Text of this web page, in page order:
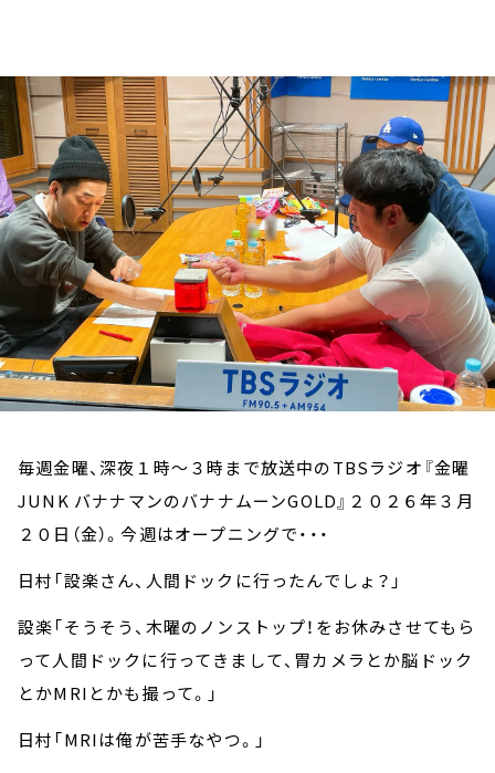
お知らせ
イベント・グッズ
YouTube
会社情報
毎週金曜、深夜１時～３時まで放送中のTBSラジオ『金曜
JUNK バナナマンのバナナムーンGOLD』２０２６年３月
２０日（金）。今週はオープニングで・・・
日村「設楽さん、人間ドックに行ったんでしょ？」
設楽「そうそう、木曜のノンストップ！をお休みさせてもら
って人間ドックに行ってきまして、胃カメラとか脳ドック
とかMRIとかも撮って。」
日村「MRIは俺が苦手なやつ。」